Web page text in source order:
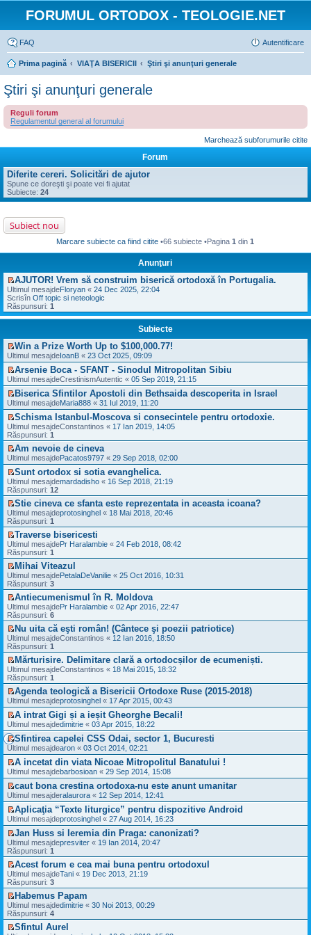
FORUMUL ORTODOX - TEOLOGIE.NET
FAQ Autentificare
Prima pagină VIAŢA BISERICII Ştiri şi anunţuri generale
Ştiri şi anunţuri generale
Reguli forum
Regulamentul general al forumului
Marchează subforumurile citite
Forum
Diferite cereri. Solicitări de ajutor
Spune ce doreşti şi poate vei fi ajutat
Subiecte: 24
Subiect nou
Marcare subiecte ca fiind citite •66 subiecte •Pagina1 din1
Anunţuri
V
e
z
i
u
t
i
m
u
l
m
e
s
a
j
n
e
c
t
i
t
AJUTOR! Vrem să construim biserică ortodoxă în Portugalia.
Ultimul mesajdeFloryan « 24 Dec 2025, 22:04
Scrisîn Off topic si neteologic
Răspunsuri: 1
Subiecte
V
e
z
i
u
l
t
i
m
u
l
m
e
s
a
j
n
e
c
i
t
i
Win a Prize Worth Up to $100,000.77!
Ultimul mesajdeIoanB « 23 Oct 2025, 09:09
V
e
z
i
u
l
t
i
m
u
l
m
e
s
a
j
n
e
c
t
i
t
Arsenie Boca - SFANT - Sinodul Mitropolitan Sibiu
Ultimul mesajdeCrestinismAutentic « 05 Sep 2019, 21:15
V
e
z
i
u
l
t
i
m
u
l
m
e
s
a
j
n
e
c
i
t
i
t
Biserica Sfintilor Apostoli din Bethsaida descoperita in Israel
Ultimul mesajdeMaria888 « 31 Iul 2019, 11:20
V
e
z
i
u
l
t
i
m
u
l
m
e
s
a
j
n
e
c
i
t
i
t
Schisma Istanbul-Moscova si consecintele pentru ortodoxie.
Ultimul mesajdeConstantinos « 17 Ian 2019, 14:05
Răspunsuri: 1
V
e
z
i
u
l
t
i
m
u
m
e
s
a
j
n
e
c
i
t
i
t
Am nevoie de cineva
Ultimul mesajdePacatos9797 « 29 Sep 2018, 02:00
V
e
z
i
u
l
t
m
u
l
m
e
s
a
j
n
e
c
i
t
i
t
Sunt ortodox si sotia evanghelica.
Ultimul mesajdemardadisho « 16 Sep 2018, 21:19
Răspunsuri: 12
V
e
z
u
l
t
i
m
u
m
e
s
a
j
n
e
c
i
t
i
t
Stie cineva ce sfanta este reprezentata in aceasta icoana?
Ultimul mesajdeprotosinghel « 18 Mai 2018, 20:46
Răspunsuri: 1
V
e
z
u
l
t
i
m
u
l
m
e
s
a
j
n
e
c
i
t
i
t
Traverse bisericesti
Ultimul mesajdePr Haralambie « 24 Feb 2018, 08:42
Răspunsuri: 1
V
e
z
i
u
l
t
i
m
u
l
m
e
s
a
j
n
e
c
i
t
i
t
Mihai Viteazul
Ultimul mesajdePetalaDeVanilie « 25 Oct 2016, 10:31
Răspunsuri: 3
V
e
z
u
l
t
i
m
u
m
e
s
a
j
n
e
c
i
t
i
t
Antiecumenismul în R. Moldova
Ultimul mesajdePr Haralambie « 02 Apr 2016, 22:47
Răspunsuri: 6
V
e
z
u
l
t
i
m
u
l
m
e
s
a
j
n
e
c
i
t
i
t
Nu uita că eşti român! (Cântece şi poezii patriotice)
Ultimul mesajdeConstantinos « 12 Ian 2016, 18:50
Răspunsuri: 1
V
e
z
i
u
l
t
i
m
u
l
m
e
s
a
j
n
e
c
i
t
i
t
Mărturisire. Delimitare clară a ortodocșilor de ecumeniști.
Ultimul mesajdeConstantinos « 18 Mai 2015, 18:32
Răspunsuri: 1
V
e
z
i
u
l
t
i
m
u
l
m
e
s
a
j
n
e
c
i
t
i
t
Agenda teologică a Bisericii Ortodoxe Ruse (2015-2018)
Ultimul mesajdeprotosinghel « 17 Apr 2015, 00:43
V
e
z
i
u
l
t
i
m
u
m
e
s
a
j
n
e
c
i
t
i
t
A intrat Gigi și a ieșit Gheorghe Becali!
Ultimul mesajdedimitrie « 03 Apr 2015, 18:22
V
e
z
i
u
l
t
i
m
u
l
m
e
s
a
j
n
e
c
i
t
i
t
Sfintirea capelei CSS Odai, sector 1, Bucuresti
Ultimul mesajdearon « 03 Oct 2014, 02:21
V
e
z
i
u
l
t
i
m
u
l
m
e
s
a
j
n
e
c
i
A incetat din viata Nicoae Mitropolitul Banatului !
Ultimul mesajdebarbosioan « 29 Sep 2014, 15:08
V
e
z
i
u
l
t
i
m
u
l
m
e
s
a
j
n
caut bona crestina ortodoxa-nu este anunt umanitar
Ultimul mesajderalaurora « 12 Sep 2014, 12:41
V
e
z
i
u
l
t
i
m
u
l
m
e
s
Aplicaţia “Texte liturgice” pentru dispozitive Android
Ultimul mesajdeprotosinghel « 27 Aug 2014, 16:23
V
e
z
i
u
l
t
i
m
u
l
m
Jan Huss si Ieremia din Praga: canonizati?
Ultimul mesajdepresviter « 19 Ian 2014, 20:47
Răspunsuri: 1
V
e
z
u
l
t
i
Acest forum e cea mai buna pentru ortodoxul
Ultimul mesajdeTani « 19 Dec 2013, 21:19
Răspunsuri: 3
V
e
z
i
Habemus Papam
Ultimul mesajdedimitrie « 30 Noi 2013, 00:29
Răspunsuri: 4
Sfintul Aurel